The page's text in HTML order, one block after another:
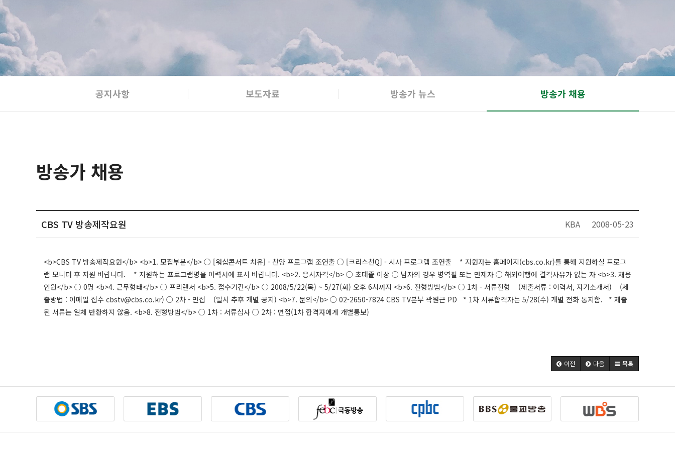
공지사항 보도자료 방송가 뉴스 방송가 채용
방송가 채용
CBS TV 방송제작요원 KBA 2008-05-23
<b>CBS TV 방송제작요원</b> <b>1. 모집부분</b> ○ [워십콘서트 치유] - 찬양 프로그램 조연출 ○ [크리스천Q] - 시사 프로그램 조연출 * 지원자는 홈페이지(cbs.co.kr)를 통해 지원하실 프로그
램 모니터 후 지원 바랍니다. * 지원하는 프로그램명을 이력서에 표시 바랍니다. <b>2. 응시자격</b> ○ 초대졸 이상 ○ 남자의 경우 병역필 또는 면제자 ○ 해외여행에 결격사유가 없는 자 <b>3. 채용
인원</b> ○ 0명 <b>4. 근무형태</b> ○ 프리랜서 <b>5. 접수기간</b> ○ 2008/5/22(목) ~ 5/27(화) 오후 6시까지 <b>6. 전형방법</b> ○ 1차 - 서류전형 (제출서류 : 이력서, 자기소개서) (제
출방법 : 이메일 접수 cbstv@cbs.co.kr) ○ 2차 - 면접 (일시 추후 개별 공지) <b>7. 문의</b> ○ 02-2650-7824 CBS TV본부 곽원근 PD * 1차 서류합격자는 5/28(수) 개별 전화 통지함. * 제출
된 서류는 일체 반환하지 않음. <b>8. 전형방법</b> ○ 1차 : 서류심사 ○ 2차 : 면접(1차 합격자에게 개별통보)
이전 다음 목록